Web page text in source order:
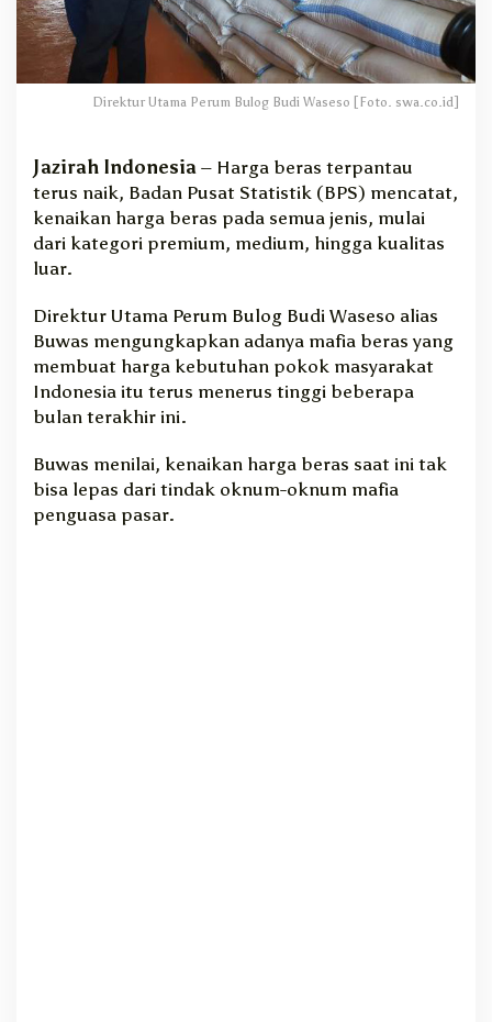
a
i
A
M
a
P
I
B
Direktur Utama Perum Bulog Budi Waseso [Foto. swa.co.id]
Jazirah Indonesia – Harga beras terpantau
terus naik, Badan Pusat Statistik (BPS) mencatat,
kenaikan harga beras pada semua jenis, mulai
dari kategori premium, medium, hingga kualitas
luar.
Direktur Utama Perum Bulog Budi Waseso alias
Buwas mengungkapkan adanya mafia beras yang
membuat harga kebutuhan pokok masyarakat
Indonesia itu terus menerus tinggi beberapa
bulan terakhir ini.
Buwas menilai, kenaikan harga beras saat ini tak
bisa lepas dari tindak oknum-oknum mafia
penguasa pasar.